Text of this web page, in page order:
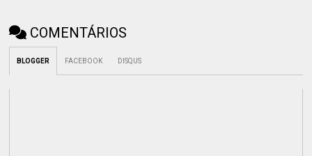
COMENTÁRIOS
BLOGGER FACEBOOK DISQUS